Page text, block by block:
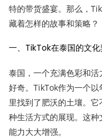
特的带货盛宴。那么，
藏着怎样的故事和策略？
一、TikTok在泰国的文化
泰国，一个充满色彩和
好奇。TikTok作为一个
里找到了肥沃的土壤。
种生活方式的展现。这
能力大大增强。